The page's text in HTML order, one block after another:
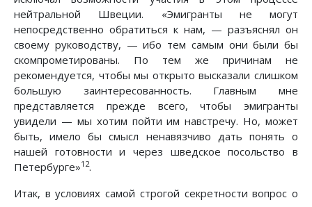
нейтральной Швеции. «Эмигранты не могут
непосредственно обратиться к нам, — разъяснял он
своему руководству, — ибо тем самым они были бы
скомпрометированы. По тем же причинам не
рекомендуется, чтобы мы открыто высказали слишком
большую заинтересованность. Главным мне
представляется прежде всего, чтобы эмигранты
увидели — мы хотим пойти им навстречу. Но, может
быть, имело бы смысл ненавязчиво дать понять о
нашей готовности и через шведское посольство в
Петербурге»12.
Итак, в условиях самой строгой секретности вопрос о